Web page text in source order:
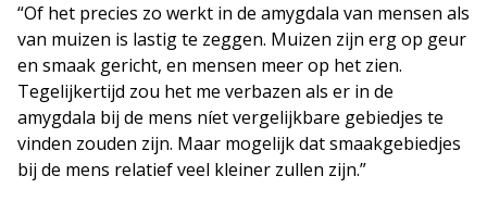
“Of het precies zo werkt in de amygdala van mensen als
van muizen is lastig te zeggen. Muizen zijn erg op geur
en smaak gericht, en mensen meer op het zien.
Tegelijkertijd zou het me verbazen als er in de
amygdala bij de mens níet vergelijkbare gebiedjes te
vinden zouden zijn. Maar mogelijk dat smaakgebiedjes
bij de mens relatief veel kleiner zullen zijn.”